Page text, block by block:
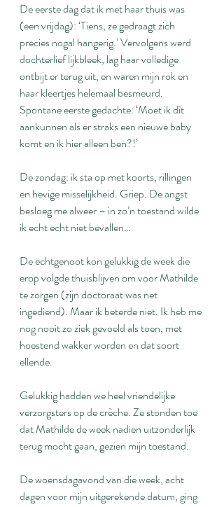
De eerste dag dat ik met haar thuis was
(een vrijdag): ‘Tiens, ze gedraagt zich
precies nogal hangerig.’ Vervolgens werd
dochterlief lijkbleek, lag haar volledige
ontbijt er terug uit, en waren mijn rok en
haar kleertjes helemaal besmeurd.
Spontane eerste gedachte: ‘Moet ik dít
aankunnen als er straks een nieuwe baby
komt en ik hier alleen ben?!’
De zondag: ik sta op met koorts, rillingen
en hevige misselijkheid. Griep. De angst
besloeg me alweer – in zo’n toestand wilde
ik echt echt niet bevallen…
De echtgenoot kon gelukkig de week die
erop volgde thuisblijven om voor Mathilde
te zorgen (zijn doctoraat was net
ingediend). Maar ik beterde niet. Ik heb me
nog nooit zo ziek gevoeld als toen, met
hoestend wakker worden en dat soort
ellende.
Gelukkig hadden we heel vriendelijke
verzorgsters op de crèche. Ze stonden toe
dat Mathilde de week nadien uitzonderlijk
terug mocht gaan, gezien mijn toestand.
De woensdagavond van die week, acht
dagen voor mijn uitgerekende datum, ging